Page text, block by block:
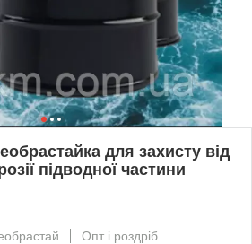
для захисту від
підводної частини
Опт і роздріб